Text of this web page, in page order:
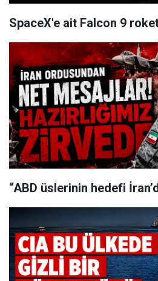
SpaceX'e ait Falcon 9
“ABD üslerinin hedefi